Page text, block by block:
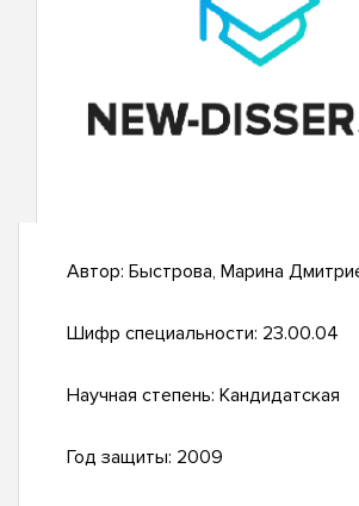
Автор: Быстрова, Марина
Шифр специальности: 23.00.04
Научная степень: Кандидатская
Год защиты: 2009